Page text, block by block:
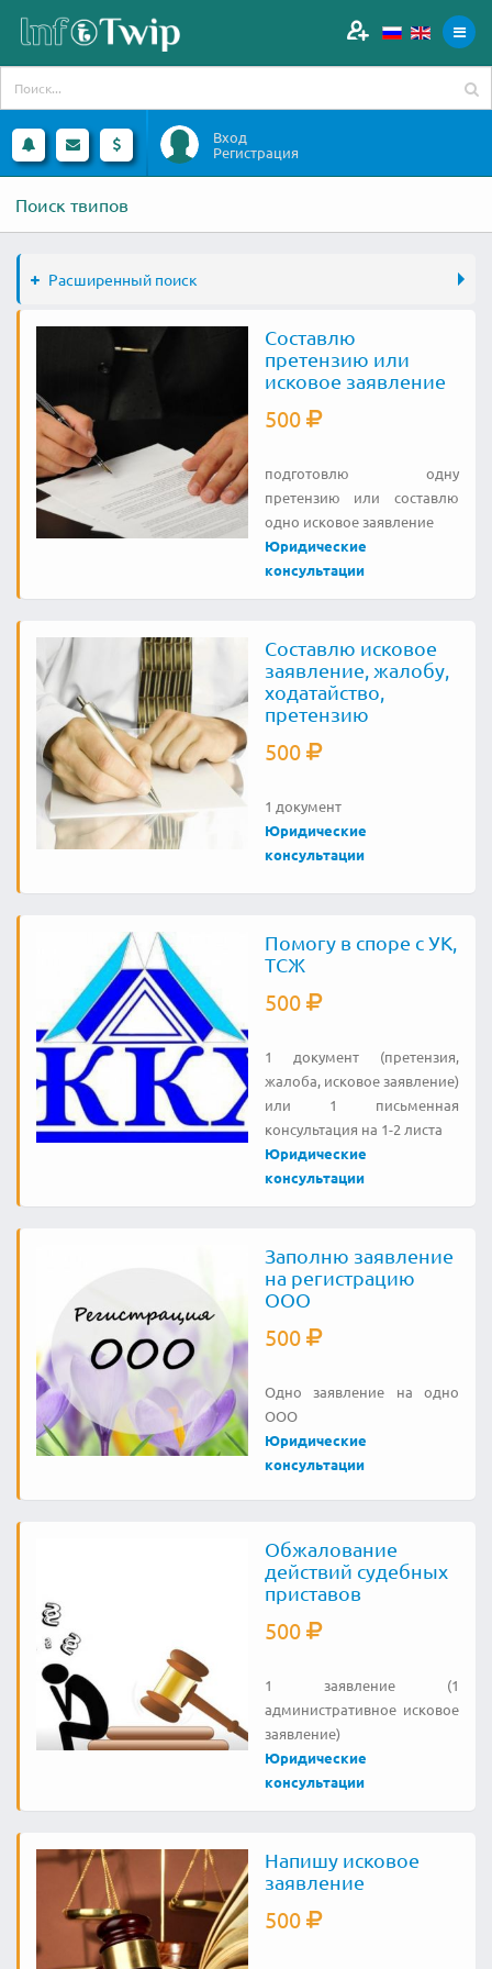
Вход
Регистрация
Поиск твипов
Расширенный поиск
Составлю
претензию или
исковое заявление
500
подготовлю одну
претензию или составлю
одно исковое заявление
Юридические
консультации
Составлю исковое
заявление, жалобу,
ходатайство,
претензию
500
1 документ
Юридические
консультации
Помогу в споре с УК,
ТСЖ
500
1 документ (претензия,
жалоба, исковое заявление)
или 1 письменная
консультация на 1-2 листа
Юридические
консультации
Заполню заявление
на регистрацию
ООО
500
Одно заявление на одно
ООО
Юридические
консультации
Обжалование
действий судебных
приставов
500
1 заявление (1
административное исковое
заявление)
Юридические
консультации
Напишу исковое
заявление
500